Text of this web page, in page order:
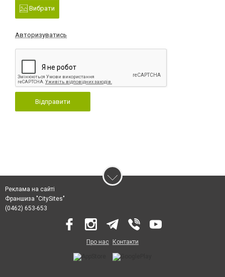
Вибрати
Авторизуватись
Відправити
Реклама на сайті
Франшиза "CitySites"
(0462) 653-653
Про нас Контакти